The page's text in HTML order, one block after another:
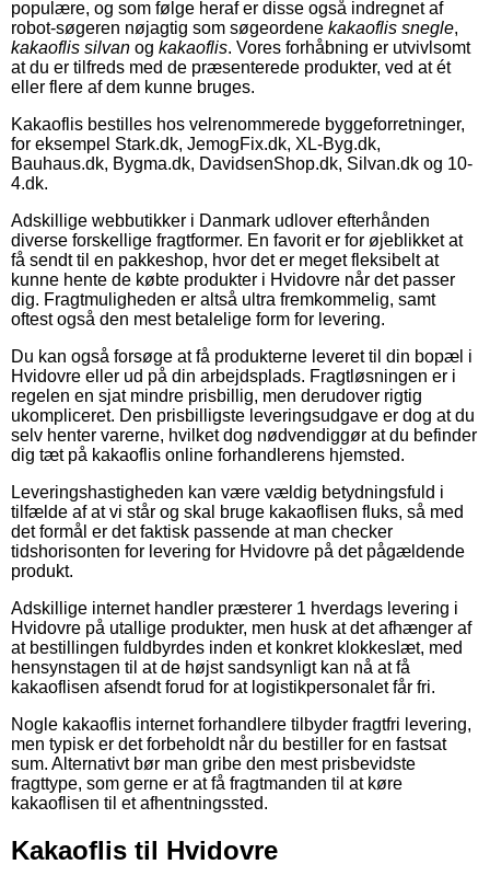
populære, og som følge heraf er disse også indregnet af
robot-søgeren nøjagtig som søgeordene kakaoflis snegle,
kakaoflis silvan og kakaoflis. Vores forhåbning er utvivlsomt
at du er tilfreds med de præsenterede produkter, ved at ét
eller flere af dem kunne bruges.
Kakaoflis bestilles hos velrenommerede byggeforretninger,
for eksempel Stark.dk, JemogFix.dk, XL-Byg.dk,
Bauhaus.dk, Bygma.dk, DavidsenShop.dk, Silvan.dk og 10-
4.dk.
Adskillige webbutikker i Danmark udlover efterhånden
diverse forskellige fragtformer. En favorit er for øjeblikket at
få sendt til en pakkeshop, hvor det er meget fleksibelt at
kunne hente de købte produkter i Hvidovre når det passer
dig. Fragtmuligheden er altså ultra fremkommelig, samt
oftest også den mest betalelige form for levering.
Du kan også forsøge at få produkterne leveret til din bopæl i
Hvidovre eller ud på din arbejdsplads. Fragtløsningen er i
regelen en sjat mindre prisbillig, men derudover rigtig
ukompliceret. Den prisbilligste leveringsudgave er dog at du
selv henter varerne, hvilket dog nødvendiggør at du befinder
dig tæt på kakaoflis online forhandlerens hjemsted.
Leveringshastigheden kan være vældig betydningsfuld i
tilfælde af at vi står og skal bruge kakaoflisen fluks, så med
det formål er det faktisk passende at man checker
tidshorisonten for levering for Hvidovre på det pågældende
produkt.
Adskillige internet handler præsterer 1 hverdags levering i
Hvidovre på utallige produkter, men husk at det afhænger af
at bestillingen fuldbyrdes inden et konkret klokkeslæt, med
hensynstagen til at de højst sandsynligt kan nå at få
kakaoflisen afsendt forud for at logistikpersonalet får fri.
Nogle kakaoflis internet forhandlere tilbyder fragtfri levering,
men typisk er det forbeholdt når du bestiller for en fastsat
sum. Alternativt bør man gribe den mest prisbevidste
fragttype, som gerne er at få fragtmanden til at køre
kakaoflisen til et afhentningssted.
Kakaoflis til Hvidovre